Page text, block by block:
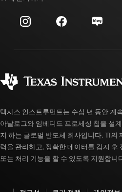
투자 관계
제조
고객 지원 센터
myTI 계정 FAQ
주문 FAQ
텍사스 인스트루먼트는 수십 년 동안 계
아날로그와 임베디드 프로세싱 칩을 설
지 하는 글로벌 반도체 회사입니다. TI의
력을 관리하고, 정확한 데이터를 감지 후
또는 처리 기능을 할 수 있도록 지원합니